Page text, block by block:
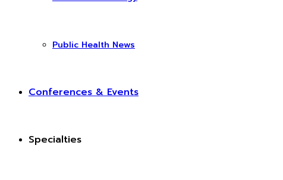
Public Health News
Conferences & Events
Specialties